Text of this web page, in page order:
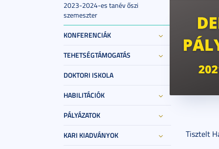
2023-2024-es tanév őszi
szemeszter
KONFERENCIÁK
TEHETSÉGTÁMOGATÁS
DOKTORI ISKOLA
HABILITÁCIÓK
PÁLYÁZATOK
KARI KIADVÁNYOK Tisztelt